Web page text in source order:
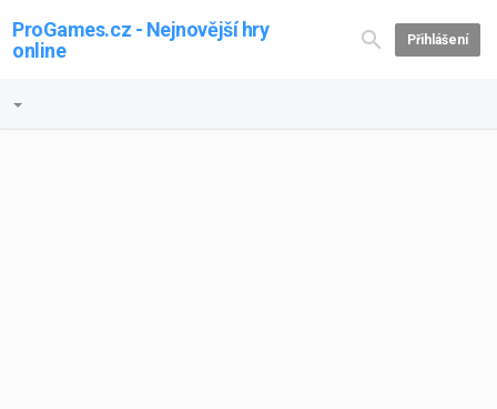
ProGames.cz - Nejnovější hry
online
Přihlášení